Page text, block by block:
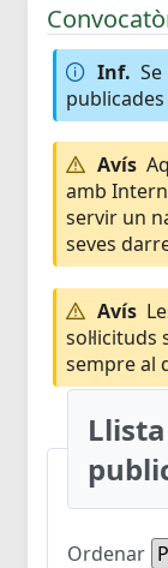
Inf.
publicades
Avís
amb
servir un
seves
Avís
sempre al
Ordenar